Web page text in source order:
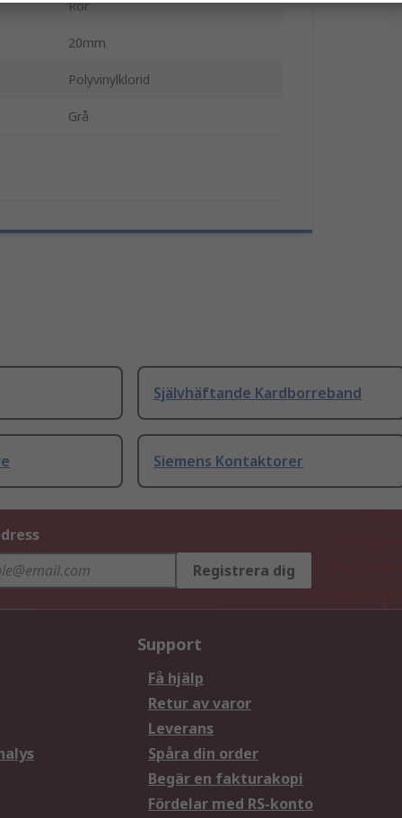
Rör
20mm
Polyvinylklorid
Grå
Självhäftande Kardborreband
Siemens Kontaktorer
Registrera dig
Support
Få hjälp
Retur av varor
Leverans
Spåra din order
Begär en fakturakopi
Fördelar med RS-konto